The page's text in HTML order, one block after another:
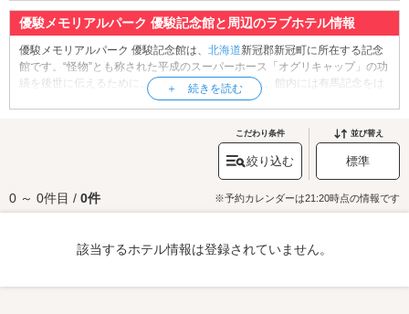
優駿メモリアルパーク 優駿記念館と周辺のラブホテル情報
優駿メモリアルパーク 優駿記念館は、 北海道新冠郡新冠町に所在する記念
館です。“怪物”とも称された平成のスーパーホース「オグリキャップ」の功
績を後世に伝えるために、2011年に開館しました。館内には有馬記念をは
じめとする優勝肩掛けや馬服、記念写真の他、全国のファンから寄せられ
を、競馬を愛する全ての方に楽しんでいただける展示内容です。館内を見
学したら、オリジナルグッズを販売する売店にもお立ち寄りください。ま
た、軽食メニューが揃うカフェではソフトクリームが人気です。屋外には
オグリキャップの等身大ブロンズ像もあるので、写真撮影もお忘れなく
優駿メモリアルパーク 優駿記念館へは、日高・静内エリアのラブホテルか
らもアクセスが便利です。
こだわり条件
絞り込む
並び替え
標準
0 ～ 0件目 / 0件 ※予約カレンダーは21:20時点の情報です
該当するホテル情報は登録されていません。